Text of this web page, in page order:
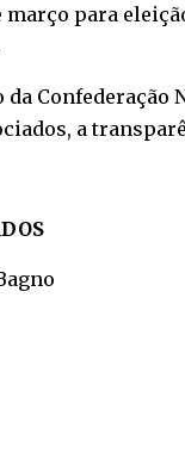
março para
da
a